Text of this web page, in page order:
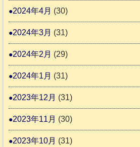
2024年4月 (30)
2024年3月 (31)
2024年2月 (29)
2024年1月 (31)
2023年12月 (31)
2023年11月 (30)
2023年10月 (31)